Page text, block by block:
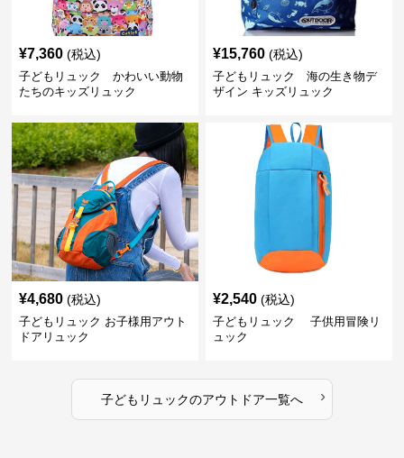
¥7,360 (税込)
子どもリュック かわいい動物
たちのキッズリュック
¥15,760 (税込)
子どもリュック 海の生き物デ
ザイン キッズリュック
¥4,680 (税込)
子どもリュック お子様用アウト
ドアリュック
¥2,540 (税込)
子どもリュック 子供用冒険リ
ュック
子どもリュックのアウトドア一覧へ ›